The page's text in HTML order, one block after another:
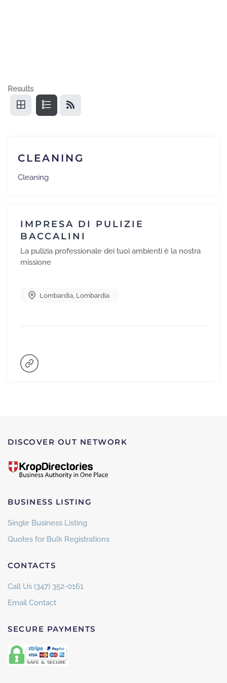
Results
CLEANING
Cleaning
IMPRESA DI PULIZIE
BACCALINI
La pulizia professionale dei tuoi ambienti è la nostra
missione
Lombardia Lombardia
DISCOVER OUT NETWORK
BUSINESS LISTING
Single Business Listing
Quotes for Bulk Registrations
CONTACTS
Call Us (347) 352-0161
Email Contact
SECURE PAYMENTS